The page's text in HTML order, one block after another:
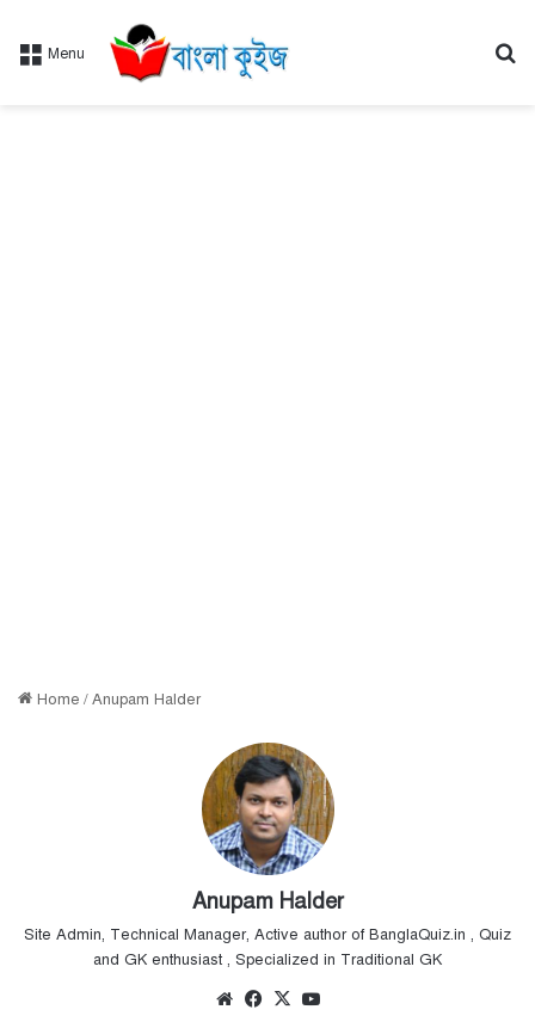
Menu
Home /Anupam Halder
Anupam Halder
Site Admin, Technical Manager, Active author of BanglaQuiz.in , Quiz
and GK enthusiast , Specialized in Traditional GK
WebsiteFacebook
X